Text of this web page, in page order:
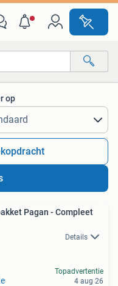
op
Pagan - Compleet
Details
Topadvertentie
4 aug 26